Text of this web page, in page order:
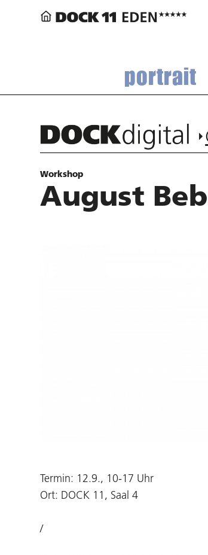
portrait
Workshop
August
Termin: 12.9., 10-17 Uhr
Ort: DOCK 11, Saal 4
/